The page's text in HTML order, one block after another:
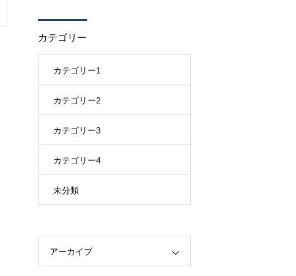
カテゴリー
カテゴリー1
カテゴリー2
カテゴリー3
カテゴリー4
未分類
アーカイブ